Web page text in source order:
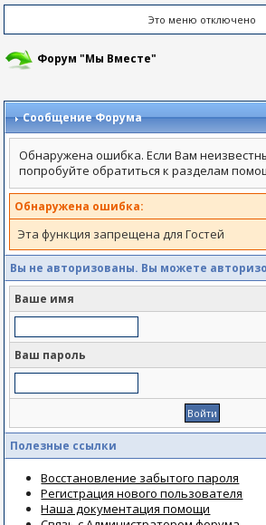
Это меню отключено
Форум "Мы Вместе"
Сообщение Форума
Обнаружена ошибка. Если Вам
попробуйте обратиться к разделам
Обнаружена ошибка:
Эта функция запрещена для Гостей
Вы не авторизованы. Вы можете
Ваше имя
Ваш пароль
Полезные ссылки
Восстановление забытого пароля
Регистрация нового пользователя
Наша документация помощи